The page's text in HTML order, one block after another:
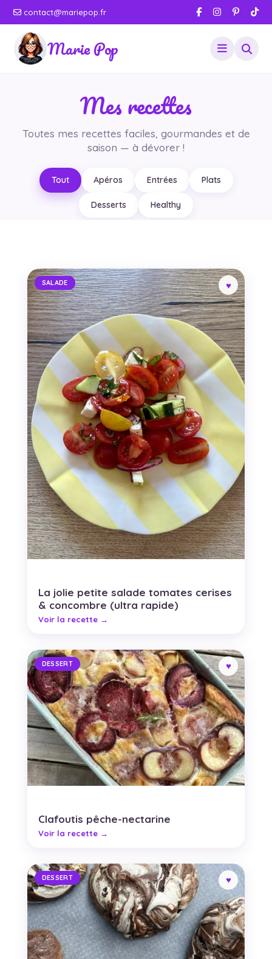
contact@mariepop.fr
Marie Pop
Mes recettes
Toutes mes recettes faciles, gourmandes et de
saison — à dévorer !
Tout Apéros Entrées Plats
Desserts Healthy
La jolie petite salade tomates cerises
& concombre (ultra rapide)
SALADE
Clafoutis pêche-nectarine
DESSERT
DESSERT